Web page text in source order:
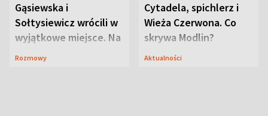
Gąsiewska i
Sołtysiewicz wrócili w
wyjątkowe miejsce. Na
szlaku czekał
Rozmowy
Cytadela, spichlerz i
Wieża Czerwona. Co
skrywa Modlin?
Aktualności